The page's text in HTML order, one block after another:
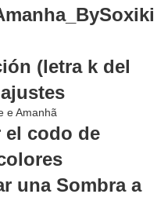
(letra k del
el codo de
una Sombra a